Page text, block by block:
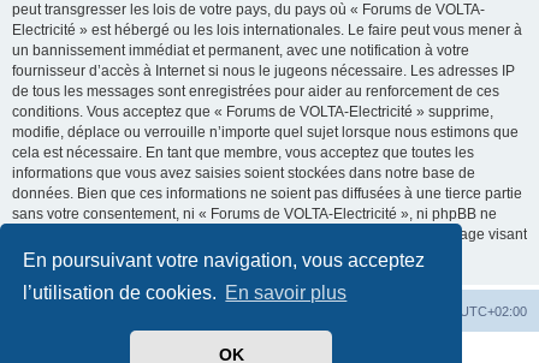
En poursuivant votre navigation, vous acceptez
l’utilisation de cookies. En savoir plus
OK
peut transgresser les lois de votre pays, du pays où « Forums de VOLTA-
Electricité » est hébergé ou les lois internationales. Le faire peut vous mener à
un bannissement immédiat et permanent, avec une notification à votre
fournisseur d’accès à Internet si nous le jugeons nécessaire. Les adresses IP
de tous les messages sont enregistrées pour aider au renforcement de ces
conditions. Vous acceptez que « Forums de VOLTA-Electricité » supprime,
modifie, déplace ou verrouille n’importe quel sujet lorsque nous estimons que
cela est nécessaire. En tant que membre, vous acceptez que toutes les
informations que vous avez saisies soient stockées dans notre base de
données. Bien que ces informations ne soient pas diffusées à une tierce partie
sans votre consentement, ni « Forums de VOLTA-Electricité », ni phpBB ne
pourront être tenus comme responsables en cas de tentative de piratage visant
à compromettre les données.
UTC+02:00
phpBB ® Forum Software © phpBB Limited